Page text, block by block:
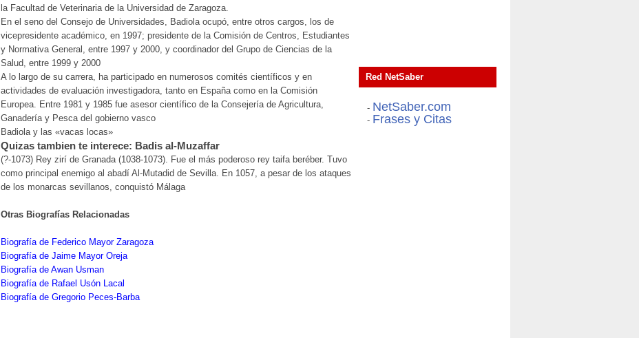
la Facultad de Veterinaria de la Universidad de Zaragoza.
En el seno del Consejo de Universidades, Badiola ocupó, entre otros cargos, los de
vicepresidente académico, en 1997; presidente de la Comisión de Centros, Estudiantes
y Normativa General, entre 1997 y 2000, y coordinador del Grupo de Ciencias de la
Salud, entre 1999 y 2000
A lo largo de su carrera, ha participado en numerosos comités científicos y en
actividades de evaluación investigadora, tanto en España como en la Comisión
Europea. Entre 1981 y 1985 fue asesor científico de la Consejería de Agricultura,
Ganadería y Pesca del gobierno vasco
Badiola y las «vacas locas»
Quizas tambien te interece: Badis al-Muzaffar
(?-1073) Rey zirí de Granada (1038-1073). Fue el más poderoso rey taifa beréber. Tuvo
como principal enemigo al abadí Al-Mutadid de Sevilla. En 1057, a pesar de los ataques
de los monarcas sevillanos, conquistó Málaga
Otras Biografías Relacionadas
Biografía de Federico Mayor Zaragoza
Biografía de Jaime Mayor Oreja
Biografía de Awan Usman
Biografía de Rafael Usón Lacal
Biografía de Gregorio Peces-Barba
Red NetSaber
- NetSaber.com
- Frases y Citas